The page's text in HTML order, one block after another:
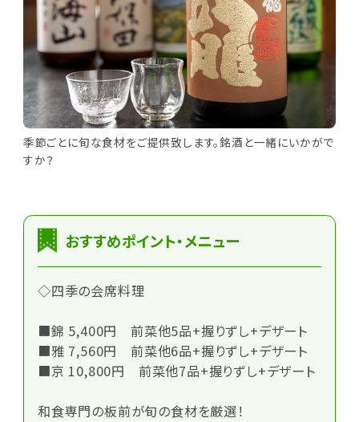
季節ごとに旬な食材をご提供致します。銘酒と一緒にいかがで
すか？
おすすめポイント・メニュー
◇四季の会席料理
■錦 5,400円 前菜他5品+握りずし+デザート
■雅 7,560円 前菜他6品+握りずし+デザート
■京 10,800円 前菜他7品+握りずし+デザート
和食専門の板前が旬の食材を厳選！